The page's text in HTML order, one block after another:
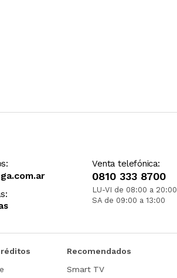
Venta telefónica:
0810 333 8700
LU-VI de 08:00 a 20:00
SA de 09:00 a 13:00
Recomendados
Smart TV